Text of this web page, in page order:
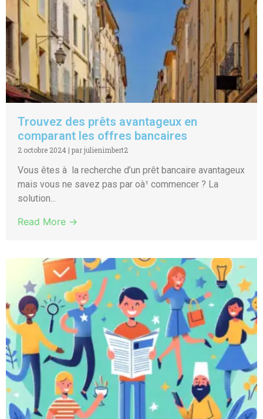
Trouvez des prêts avantageux en
comparant les offres bancaires
2 octobre 2024 | par julienimbert2
Vous êtes à la recherche d’un prêt bancaire avantageux
mais vous ne savez pas par oà¹ commencer ? La
solution...
Read More →